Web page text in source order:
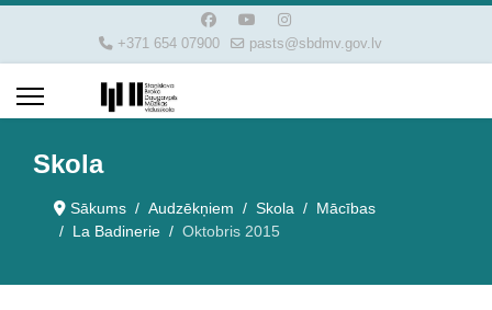
+371 654 07900 pasts@sbdmv.gov.lv
Skola
Sākums Audzēkņiem Skola
Mācības
La Badinerie
Oktobris 2015